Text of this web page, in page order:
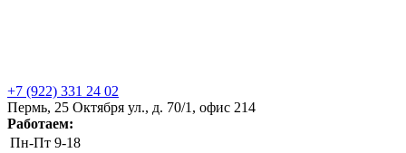
+7 (922) 331 24 02
Пермь, 25 Октября ул., д. 70/1, офис 214
Работаем:
Пн-Пт 9-18